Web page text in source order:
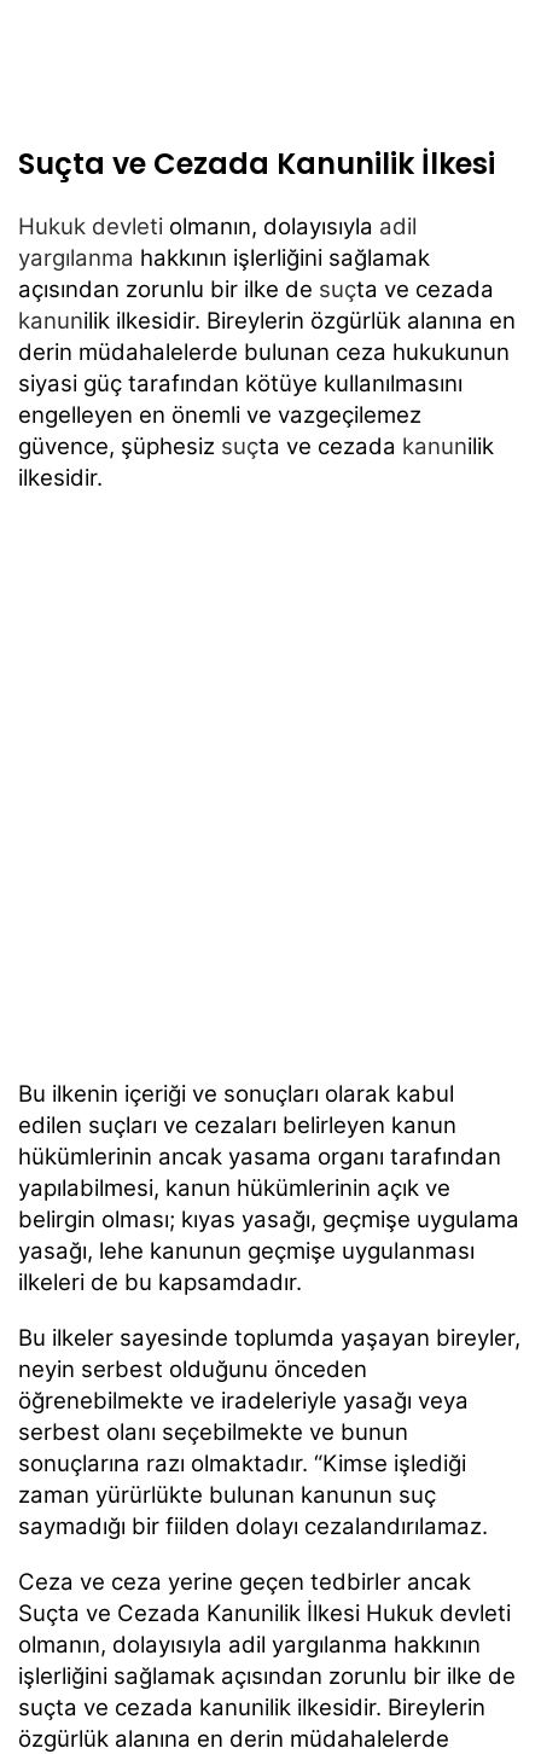
Suçta ve Cezada Kanunilik İlkesi
Hukuk devleti olmanın, dolayısıyla adil
yargılanma hakkının işlerliğini sağlamak
açısından zorunlu bir ilke de suçta ve cezada
kanunilik ilkesidir. Bireylerin özgürlük alanına en
derin müdahalelerde bulunan ceza hukukunun
siyasi güç tarafından kötüye kullanılmasını
engelleyen en önemli ve vazgeçilemez
güvence, şüphesiz suçta ve cezada kanunilik
ilkesidir.
Bu ilkenin içeriği ve sonuçları olarak kabul
edilen suçları ve cezaları belirleyen kanun
hükümlerinin ancak yasama organı tarafından
yapılabilmesi, kanun hükümlerinin açık ve
belirgin olması; kıyas yasağı, geçmişe uygulama
yasağı, lehe kanunun geçmişe uygulanması
ilkeleri de bu kapsamdadır.
Bu ilkeler sayesinde toplumda yaşayan bireyler,
neyin serbest olduğunu önceden
öğrenebilmekte ve iradeleriyle yasağı veya
serbest olanı seçebilmekte ve bunun
sonuçlarına razı olmaktadır. “Kimse işlediği
zaman yürürlükte bulunan kanunun suç
saymadığı bir fiilden dolayı cezalandırılamaz.
Ceza ve ceza yerine geçen tedbirler ancak
Suçta ve Cezada Kanunilik İlkesi Hukuk devleti
olmanın, dolayısıyla adil yargılanma hakkının
işlerliğini sağlamak açısından zorunlu bir ilke de
suçta ve cezada kanunilik ilkesidir. Bireylerin
özgürlük alanına en derin müdahalelerde